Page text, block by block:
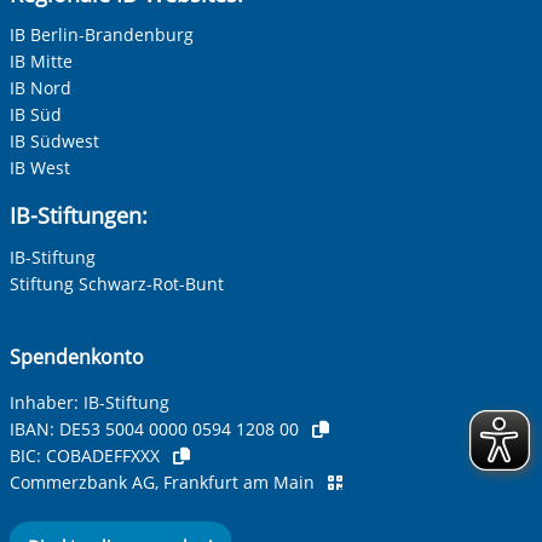
Ihre E-Mail-Adresse
Ihre Telefonnummer
Betreff ihrer Anfrage
Ihre Nachricht
IB Berlin-Brandenburg
IB Mitte
IB Nord
IB Süd
IB Südwest
IB West
IB-Stiftungen:
IB-Stiftung
Stiftung Schwarz-Rot-Bunt
Spendenkonto
Inhaber: IB-Stiftung
IBAN: DE53 5004 0000 0594 1208 00
BIC: COBADEFFXXX
Commerzbank AG, Frankfurt am Main